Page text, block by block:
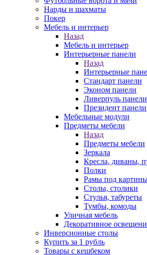
Нарды и шахматы
Покер
Мебель и интерьер
Назад
Мебель и интерьер
Интерьерные панели
Назад
Интерьерные
Стандарт панели
Эконом панели
Ливерпуль панели
Президент панели
Мебельные модули
Предметы мебели
Назад
Предметы мебели
Зеркала
Кресла, диваны,
Полки
Рамы под
Столы, столики
Стулья, табуреты
Тумбы, комоды
Уличная мебель
Декоративное
Инверсионные столы
Купить за 1 рубль
Товары с кешбеком